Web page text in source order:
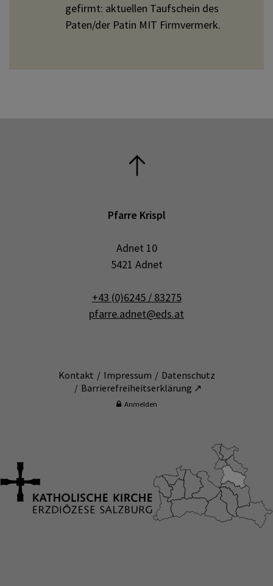
gefirmt: aktuellen Taufschein des
Paten/der Patin MIT Firmvermerk.
Pfarre Krispl
Adnet 10
5421 Adnet
+43 (0)6245 / 83275
pfarre.adnet@eds.at
Kontakt Impressum
Datenschutz
Barrierefreiheitserklärung ↗
Anmelden